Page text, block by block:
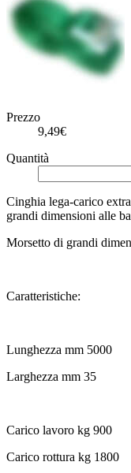
Prezzo
9,49€
Quantità
Cinghia lega-carico
grandi dimensioni alle
Morsetto di grandi
Caratteristiche:
Lunghezza mm 5000
Larghezza mm 35
Carico lavoro kg 900
Carico rottura kg 1800